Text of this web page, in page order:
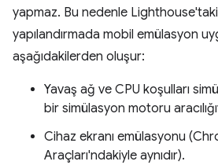
yapmaz. Bu nedenle Lighthouse'taki
yapılandırmada mobil emülasyon
aşağıdakilerden oluşur:
Yavaş ağ ve CPU koşulları
bir simülasyon motoru
Cihaz ekranı emülasyonu
Araçları'ndakiyle aynıdır).